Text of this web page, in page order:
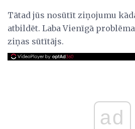
Tātad jūs nosūtīt ziņojumu
atbildēt. Laba Vienīgā
ziņas sūtītājs.
ad